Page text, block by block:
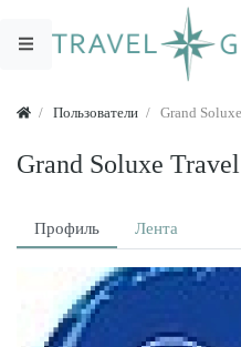
Пользователи Grand
Grand Soluxe
Профиль Лента